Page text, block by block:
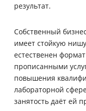
результат.
Собственный
имеет стойкую
естественен
прописанными
повышения
лабораторной
занятость даёт ей